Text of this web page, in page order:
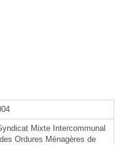
Mixte Intercommunal
Ordures Ménagères de